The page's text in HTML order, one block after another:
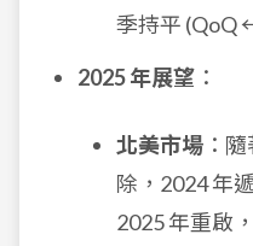
季持平 (QoQ
2025 年展望 ：
北美市場 ：
除，2024 年
2025 年重啟